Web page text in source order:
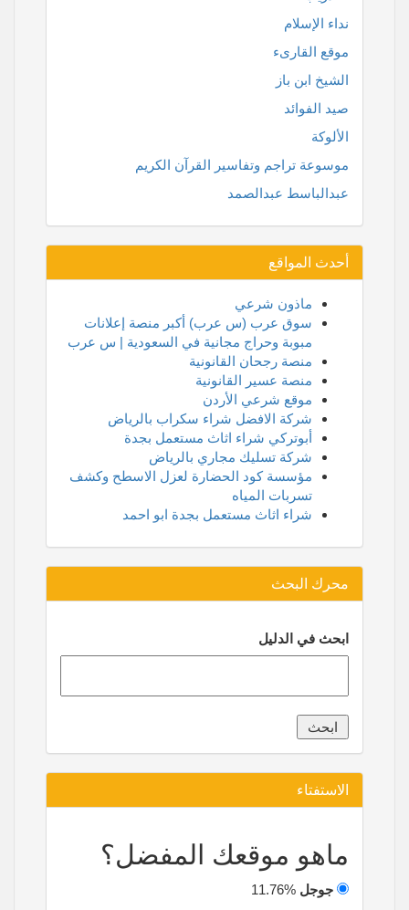
نداء الإسلام
موقع القارىء
الشيخ ابن باز
صيد الفوائد
موسوعة تراجم وتفاسير القرآن الكريم
عبدالباسط عبدالصمد
أحدث المواقع
ماذون شرعي
سوق عرب (س عرب) أكبر منصة إعلانات
مبوبة وحراج مجانية في السعودية | س عرب
منصة رجحان القانونية
منصة عسير القانونية
موقع شرعي الأردن
شركة الافضل شراء سكراب بالرياض
أبوتركي شراء اثاث مستعمل بجدة
شركة تسليك مجاري بالرياض
مؤسسة كود الحضارة لعزل الاسطح وكشف
تسربات المياه
شراء اثاث مستعمل بجدة ابو احمد
محرك البحث
ابحث في الدليل
الاستفتاء
ماهو موقعك المفضل؟
جوجل11.76%